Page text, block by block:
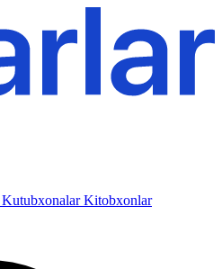
KutubxonalarKitobxonlar